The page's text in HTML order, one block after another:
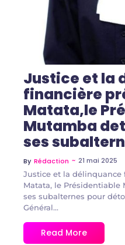
Justice et la
financière
Matata,le
Mutamba
ses
By Rédaction ~ 21 mai 2025
Justice et la délinquance
Matata, le Présidentiable
ses subalternes pour
Général...
Read More